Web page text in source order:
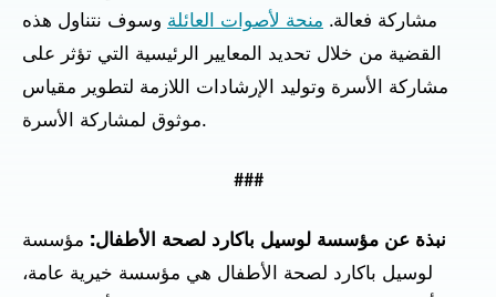
مشاركة فعالة. منحة لأصوات العائلة وسوف نتناول هذه
القضية من خلال تحديد المعايير الرئيسية التي تؤثر على
مشاركة الأسرة وتوليد الإرشادات اللازمة لتطوير مقياس
موثوق لمشاركة الأسرة.
###
نبذة عن مؤسسة لوسيل باكارد لصحة الأطفال: مؤسسة
لوسيل باكارد لصحة الأطفال هي مؤسسة خيرية عامة،